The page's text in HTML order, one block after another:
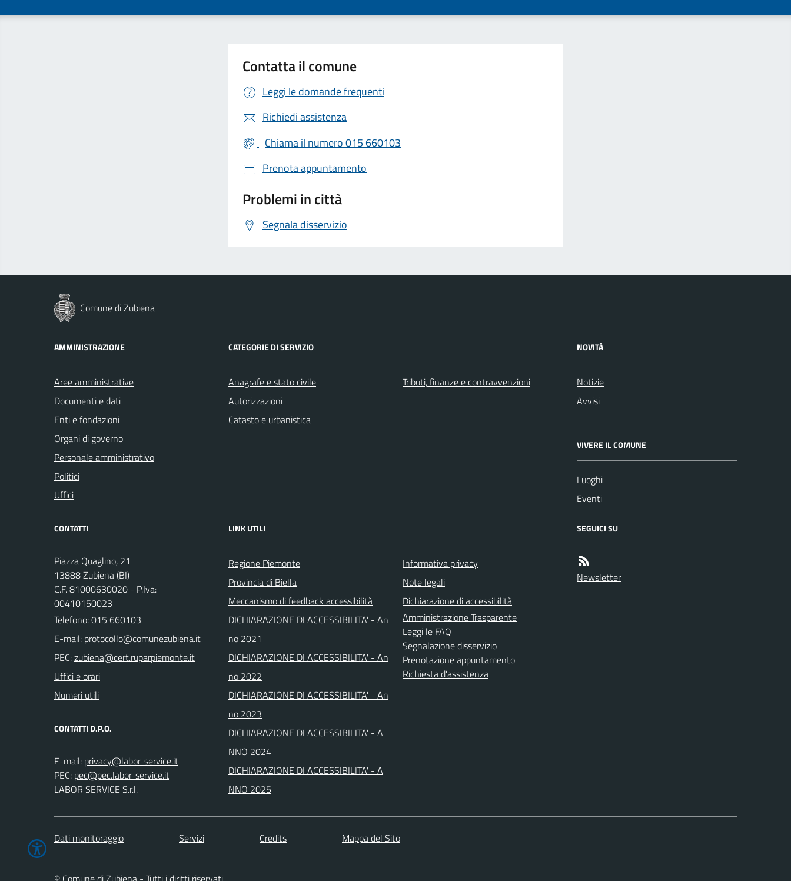
Contatta il comune
Leggi le domande frequenti
Richiedi assistenza
Chiama il numero 015 660103
Prenota appuntamento
Problemi in città
Segnala disservizio
Comune di Zubiena
AMMINISTRAZIONE
Aree amministrative
Documenti e dati
Enti e fondazioni
Organi di governo
Personale amministrativo
Politici
Uffici
CATEGORIE DI SERVIZIO
Anagrafe e stato civile
Autorizzazioni
Catasto e urbanistica
Tributi, finanze e contravvenzioni
NOVITÀ
Notizie
Avvisi
VIVERE IL COMUNE
Luoghi
Eventi
CONTATTI
Piazza Quaglino, 21
13888 Zubiena (BI)
C.F. 81000630020 - P.Iva:
00410150023
Telefono:015 660103
E-mail:
PEC:
Uffici e orari
Numeri utili
CONTATTI D.P.O.
E-mail:
PEC:
LABOR SERVICE S.r.l.
LINK UTILI
Regione Piemonte
Provincia di Biella
Meccanismo di feedback accessibilità
DICHIARAZIONE DI ACCESSIBILITA' - An
no 2021
DICHIARAZIONE DI ACCESSIBILITA' - An
no 2022
DICHIARAZIONE DI ACCESSIBILITA' - An
no 2023
DICHIARAZIONE DI ACCESSIBILITA' - A
NNO 2024
DICHIARAZIONE DI ACCESSIBILITA' - A
NNO 2025
Informativa privacy
Note legali
Dichiarazione di accessibilità
Amministrazione Trasparente
Leggi le FAQ
Segnalazione disservizio
Prenotazione appuntamento
Richiesta d'assistenza
SEGUICI SU
Newsletter
Dati monitoraggio Servizi Credits Mappa del Sito